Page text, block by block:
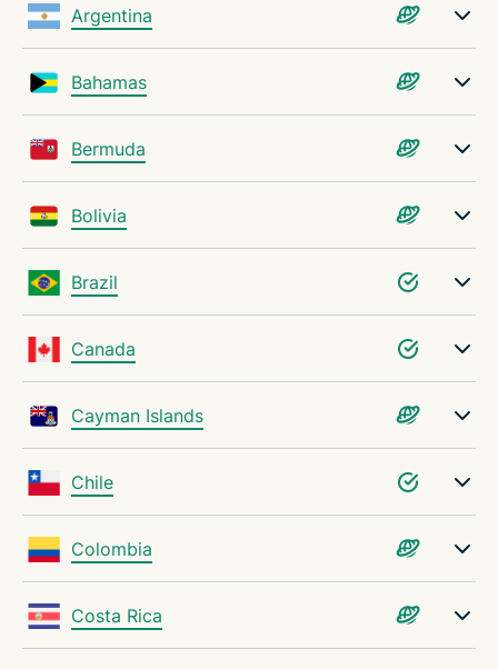
다양한 VPN 위치 사용의 이점
최적의 VPN 서버 선택을 도와주는 도구
VPN 서버 문제 해결
ExpressVPN이어야만 하는 이유
VPN 서버 관련 FAQ
지금, 위험 부담 없이 ExpressVPN을 이용해 보세요
Argentina
Bahamas
Bermuda
Bolivia
Brazil
Canada
Cayman Islands
Chile
Colombia
Costa Rica